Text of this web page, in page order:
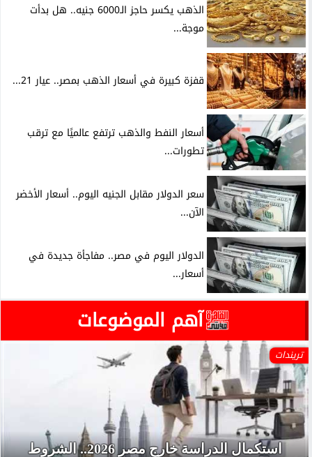
الذهب يكسر حاجز الـ6000 جنيه.. هل بدأت
موجة...
قفزة كبيرة في أسعار الذهب بمصر.. عيار 21...
أسعار النفط والذهب ترتفع عالميًا مع ترقب
تطورات...
سعر الدولار مقابل الجنيه اليوم.. أسعار الأخضر
الآن...
الدولار اليوم في مصر.. مفاجأة جديدة في
أسعار...
آهم الموضوعات
تريندات
استكمال الدراسة خارج مصر 2026.. الشروط